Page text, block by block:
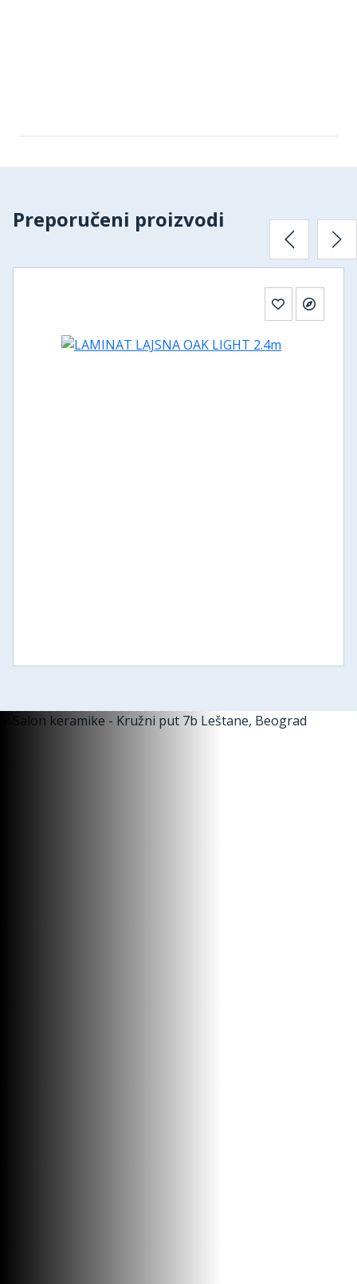
Preporučeni proizvodi